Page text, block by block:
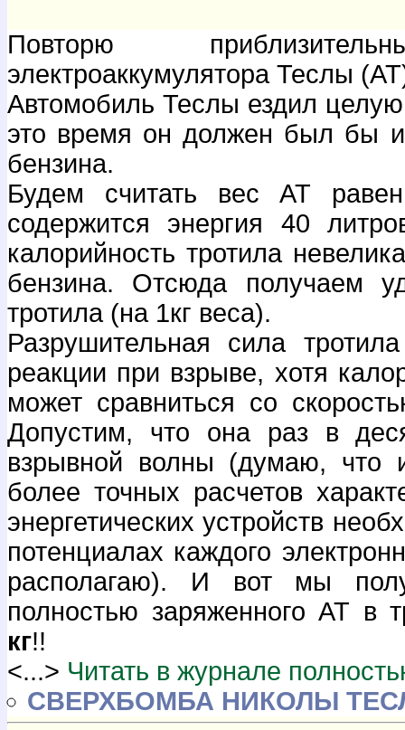
Повторю
электроаккумулятора Теслы
Автомобиль Теслы ездил
это время он должен был бы
бензина.
Будем считать вес АТ
содержится энергия 40
калорийность тротила
бензина. Отсюда получаем
тротила (на 1кг веса).
Разрушительная сила
реакции при взрыве, хотя
может сравниться со
Допустим, что она раз в
взрывной волны (думаю, что
более точных расчетов
энергетических устройств
потенциалах каждого
располагаю). И вот мы
полностью заряженного АТ в
кг!!
<...> Читать в журнале
СВЕРХБОМБА НИКОЛЫ